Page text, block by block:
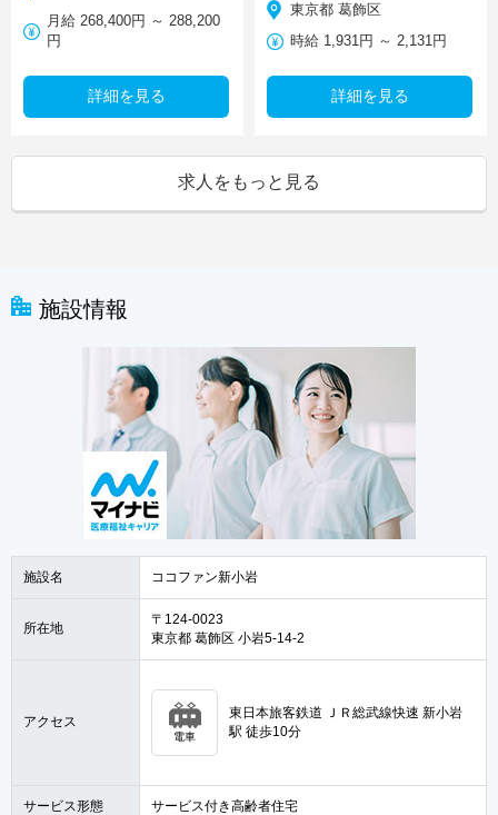
月給 268,400円 ～ 288,200
円
詳細を見る
東京都 葛飾区
時給 1,931円 ～ 2,131円
詳細を見る
求人をもっと見る
施設情報
施設名 ココファン新小岩
所在地
〒124-0023
東京都 葛飾区 小岩5-14-2
アクセス
電車
東日本旅客鉄道 ＪＲ総武線快速 新小岩
駅 徒歩10分
サービス形態 サービス付き高齢者住宅